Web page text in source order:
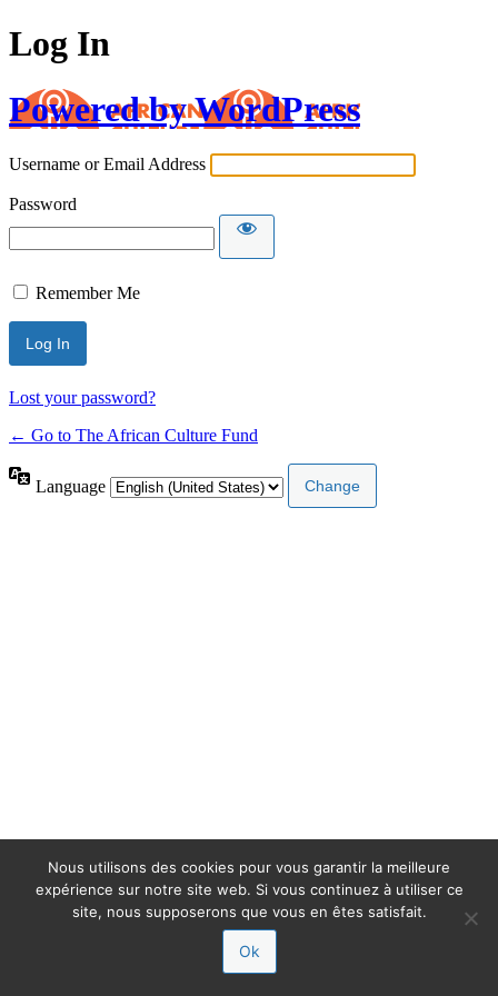
Log In
Powered by WordPress
Username or Email Address
Password
Remember Me
Lost your password?
← Go to The African Culture Fund
Language
Nous utilisons des cookies pour vous garantir la meilleure
expérience sur notre site web. Si vous continuez à utiliser ce
site, nous supposerons que vous en êtes satisfait.
Ok